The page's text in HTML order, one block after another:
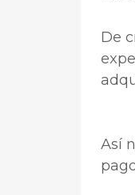
De
Así